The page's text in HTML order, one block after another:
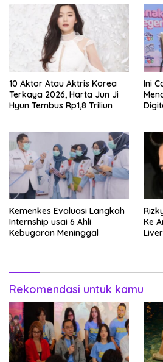
10 Aktor Atau Aktris Korea
Terkaya 2026, Harta Jun Ji
Hyun Tembus Rp1,8 Triliun
Ini
Kemenkes Evaluasi Langkah
Internship usai 6 Ahli
Kebugaran Meninggal
Ke
Rekomendasi untuk kamu